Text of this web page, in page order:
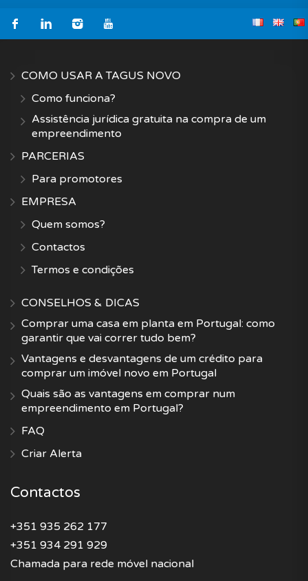
COMO USAR A TAGUS NOVO
Como funciona?
Assistência jurídica gratuita na compra de um
empreendimento
PARCERIAS
Para promotores
EMPRESA
Quem somos?
Contactos
Termos e condições
CONSELHOS & DICAS
Comprar uma casa em planta em Portugal: como
garantir que vai correr tudo bem?
Vantagens e desvantagens de um crédito para
comprar um imóvel novo em Portugal
Quais são as vantagens em comprar num
empreendimento em Portugal?
FAQ
Criar Alerta
Contactos
+351 935 262 177
+351 934 291 929
Chamada para rede móvel nacional